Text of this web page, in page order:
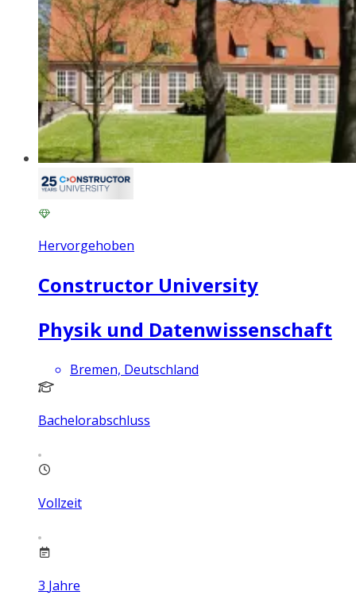
Hervorgehoben
Constructor University
Physik und Datenwissenschaft
Bremen, Deutschland
Bachelorabschluss
Vollzeit
3 Jahre